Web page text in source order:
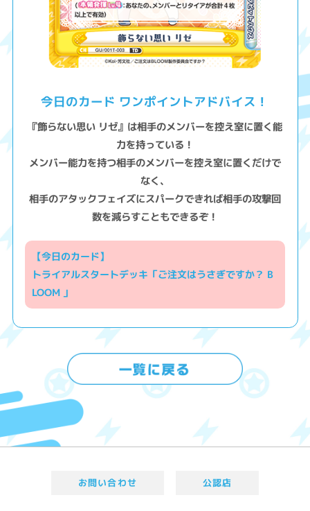
今日のカード ワンポイントアドバイス！
『飾らない思い リゼ』は相手のメンバーを控え室に置く能
力を持っている！
メンバー能力を持つ相手のメンバーを控え室に置くだけで
なく、
相手のアタックフェイズにスパークできれば相手の攻撃回
数を減らすこともできるぞ！
【今日のカード】
トライアルスタートデッキ「ご注文はうさぎですか？ B
LOOM 」
お問い合わせ 公認店